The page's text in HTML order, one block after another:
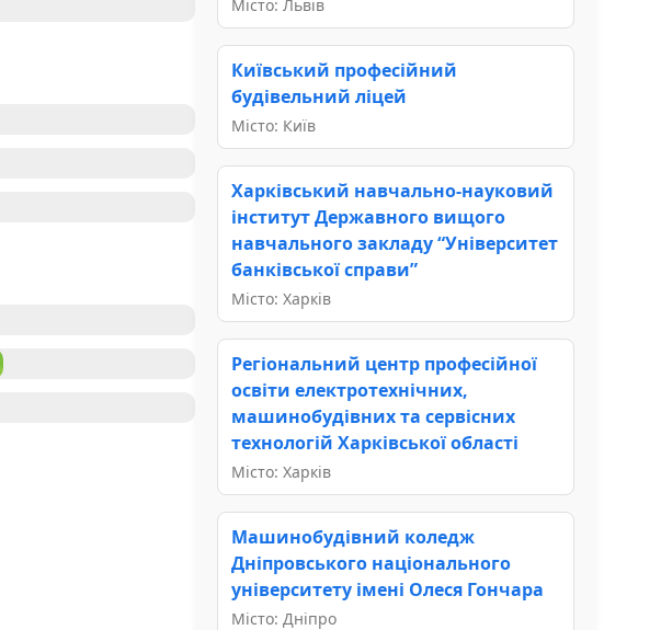
Місто: Львів
Київський професійний
будівельний ліцей
Місто: Київ
Харківський навчально-науковий
інститут Державного вищого
навчального закладу “Університет
банківської справи”
Місто: Харків
Регіональний центр професійної
освіти електротехнічних,
машинобудівних та сервісних
технологій Харківської області
Місто: Харків
Машинобудівний коледж
Дніпровського національного
університету імені Олеся Гончара
Місто: Дніпро